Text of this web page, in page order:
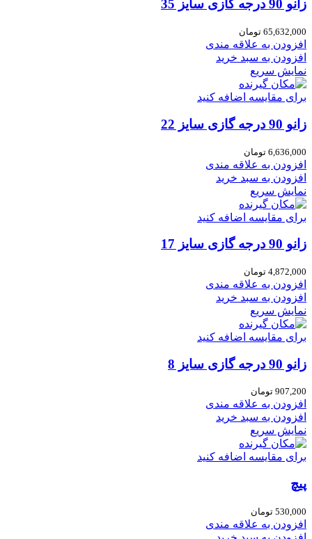
زانو 90 درجه گازی سایز 35
65,632,000 تومان
افزودن به علاقه مندی
افزودن به سبد خرید
نمایش سریع
برای مقایسه اضافه کنید
زانو 90 درجه گازی سایز 22
6,636,000 تومان
افزودن به علاقه مندی
افزودن به سبد خرید
نمایش سریع
برای مقایسه اضافه کنید
زانو 90 درجه گازی سایز 17
4,872,000 تومان
افزودن به علاقه مندی
افزودن به سبد خرید
نمایش سریع
برای مقایسه اضافه کنید
زانو 90 درجه گازی سایز 8
907,200 تومان
افزودن به علاقه مندی
افزودن به سبد خرید
نمایش سریع
برای مقایسه اضافه کنید
پیچ
530,000 تومان
افزودن به علاقه مندی